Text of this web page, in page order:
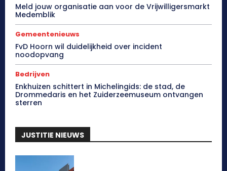
Meld jouw organisatie aan voor de Vrijwilligersmarkt
Medemblik
Gemeentenieuws
FvD Hoorn wil duidelijkheid over incident
noodopvang
Bedrijven
Enkhuizen schittert in Michelingids: de stad, de
Drommedaris en het Zuiderzeemuseum ontvangen
sterren
JUSTITIE NIEUWS